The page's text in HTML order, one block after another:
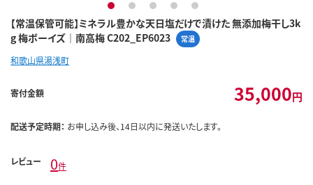
【常温保管可能】ミネラル豊かな天日塩だけで漬けた 無添加梅干し3k
g 梅ボーイズ｜南高梅 C202_EP6023
常温
1 2 3 4 5
和歌山県湯浅町
寄付金額 35,000円
配送予定時期： お申し込み後、14日以内に発送いたします。
レビュー 0件